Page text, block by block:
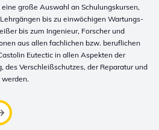
große Auswahl an Schulungskursen,
bis zu einwöchigen Wartungs-
bis zum Ingenieur, Forscher und
aus allen fachlichen bzw. beruflichen
Eutectic in allen Aspekten der
des Verschleißschutzes, der Reparatur und